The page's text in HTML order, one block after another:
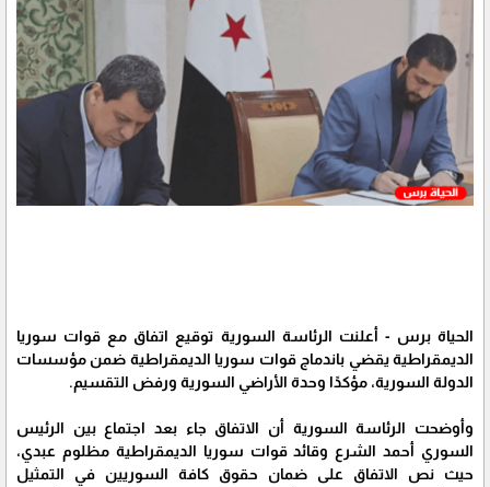
الحياة برس - أعلنت الرئاسة السورية توقيع اتفاق مع قوات سوريا
الديمقراطية يقضي باندماج قوات سوريا الديمقراطية ضمن مؤسسات
الدولة السورية، مؤكدًا وحدة الأراضي السورية ورفض التقسيم.
وأوضحت الرئاسة السورية أن الاتفاق جاء بعد اجتماع بين الرئيس
السوري أحمد الشرع وقائد قوات سوريا الديمقراطية مظلوم عبدي،
حيث نص الاتفاق على ضمان حقوق كافة السوريين في التمثيل